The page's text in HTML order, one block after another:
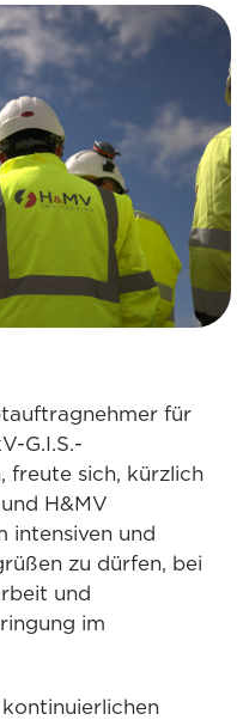
für
G.I.S.-
freute sich, kürzlich
und H&MV
intensiven und
zu dürfen, bei
und
im
kontinuierlichen